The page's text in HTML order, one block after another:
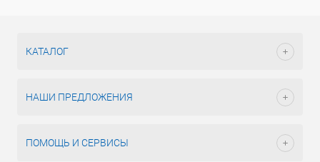
КАТАЛОГ
НАШИ ПРЕДЛОЖЕНИЯ
ПОМОЩЬ И СЕРВИСЫ